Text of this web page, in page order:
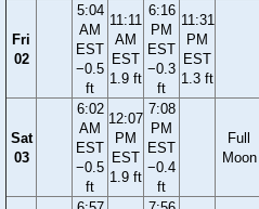
Fri
02
5:04
AM
EST
−0.5
ft
11:11
AM
EST
1.9 ft
6:16
PM
EST
−0.3
ft
11:31
PM
EST
1.3 ft
Sat
03
6:02
AM
EST
−0.5
ft
12:07
PM
EST
1.9 ft
7:08
PM
EST
−0.4
ft
Full
Moon